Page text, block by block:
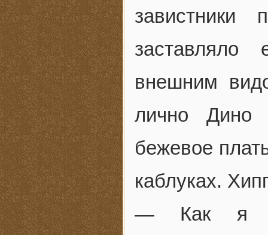
внешним
лично Дино
бежевое
каблуках.
— Как я